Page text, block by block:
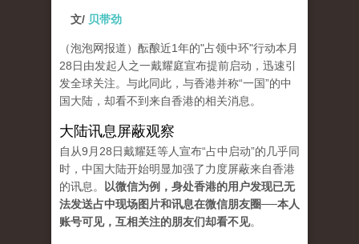
文/ 贝带劲
（泡泡网报道）酝酿近1年的"占领中环"行动本月
28日由发起人之一戴耀庭宣布提前启动，迅速引
发全球关注。与此同此，与香港并称“一国”的中
国大陆，却看不到来自香港的相关消息。
大陆讯息屏蔽观察
自从9月28日戴耀廷等人宣布“占中启动”的几乎同
时，中国大陆开始明显加强了力度屏蔽来自香港
的讯息。
以微信为例，身处香港的用户发现已无
法发送占中现场图片和讯息在微信朋友圈──本人
账号可见，互相关注的朋友们却看不见。